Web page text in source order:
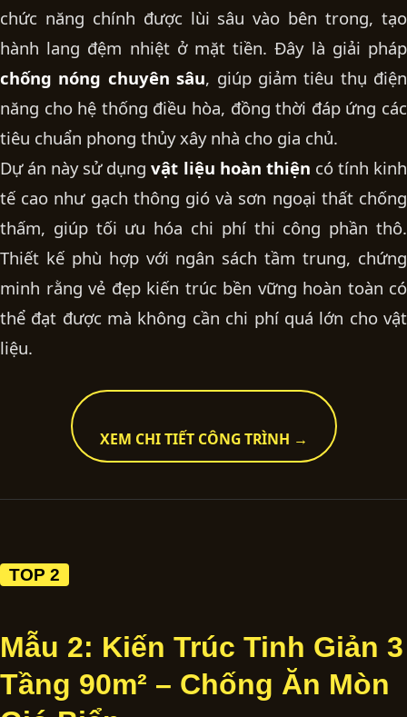
chức năng chính được lùi sâu vào bên trong, tạo
hành lang đệm nhiệt ở mặt tiền. Đây là giải pháp
chống nóng chuyên sâu, giúp giảm tiêu thụ điện
năng cho hệ thống điều hòa, đồng thời đáp ứng các
tiêu chuẩn phong thủy xây nhà cho gia chủ.
Dự án này sử dụngvật liệu hoàn thiện có tính kinh
tế cao như gạch thông gió và sơn ngoại thất chống
thấm, giúp tối ưu hóa chi phí thi công phần thô.
Thiết kế phù hợp với ngân sách tầm trung, chứng
minh rằng vẻ đẹp kiến trúc bền vững hoàn toàn có
thể đạt được mà không cần chi phí quá lớn cho vật
liệu.
XEM CHI TIẾT CÔNG TRÌNH →
TOP 2
Mẫu 2: Kiến Trúc Tinh Giản 3
Tầng 90m² – Chống Ăn Mòn